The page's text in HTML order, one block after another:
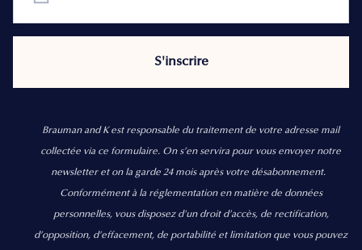
Brauman and K est responsable du traitement de votre adresse mail
collectée via ce formulaire. On s’en servira pour vous envoyer notre
newsletter et on la garde 24 mois après votre désabonnement.
Conformément à la réglementation en matière de données
personnelles, vous disposez d'un droit d'accès, de rectification,
d’opposition, d’effacement, de portabilité et limitation que vous pouvez